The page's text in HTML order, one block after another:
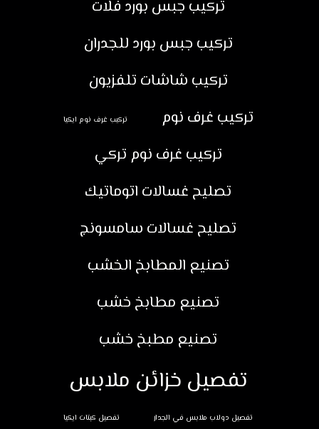
تركيب جبس بورد فلات
تركيب جبس بورد للجدران
تركيب شاشات تلفزيون
تركيب غرف نوم
تركيب غرف نوم ايكيا
تركيب غرف نوم تركي
تصليح غسالات اتوماتيك
تصليح غسالات سامسونج
تصنيع المطابخ الخشب
تصنيع مطابخ خشب
تصنيع مطبخ خشب
تفصيل خزائن ملابس
تفصيل دولاب ملابس في الجدار تفصيل كبتات ايكيا